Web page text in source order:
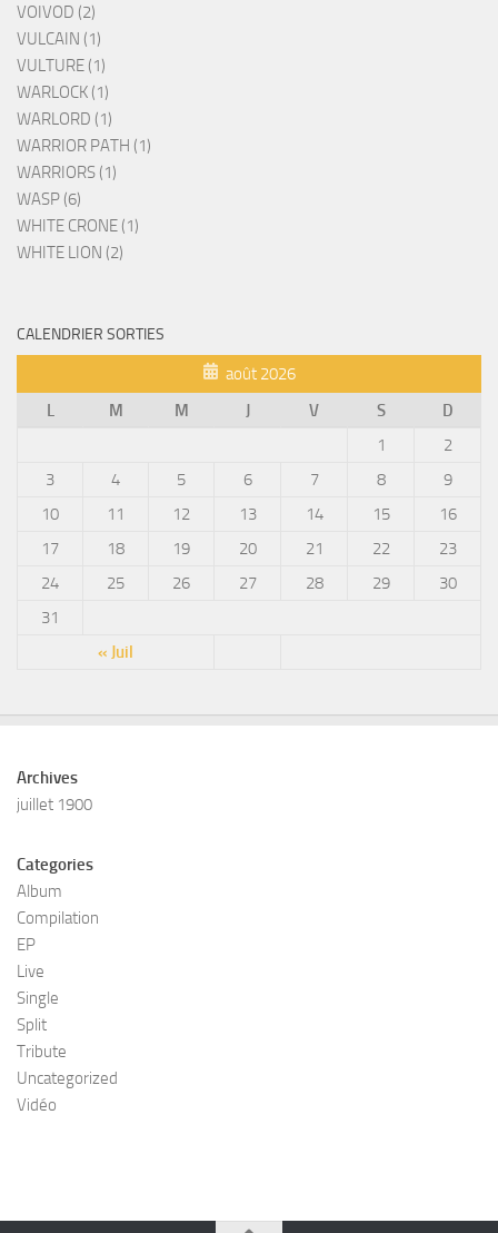
VOIVOD (2)
VULCAIN (1)
VULTURE (1)
WARLOCK (1)
WARLORD (1)
WARRIOR PATH (1)
WARRIORS (1)
WASP (6)
WHITE CRONE (1)
WHITE LION (2)
CALENDRIER SORTIES
août 2026
L
M M J V S D
« Juil
1
2
3
4 5 6 7 8
9
10
11 12 13 14 15
16
17
18 19 20 21 22
23
24
25 26 27 28 29
30
31
Archives
juillet 1900
Categories
Album
Compilation
EP
Live
Single
Split
Tribute
Uncategorized
Vidéo